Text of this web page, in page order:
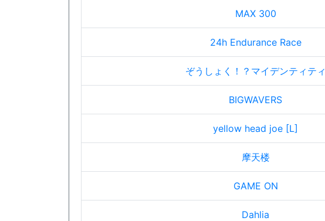
MAX 300
24h Endurance Race
ぞうしょく！？マイデンティティ
BIGWAVERS
yellow head joe [L]
摩天楼
GAME ON
Dahlia